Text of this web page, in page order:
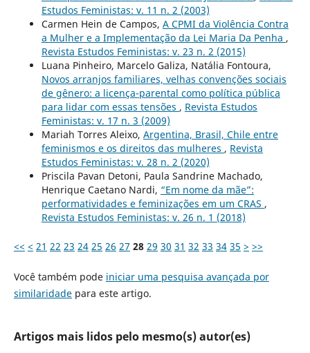
Estudos Feministas: v. 11 n. 2 (2003)
Carmen Hein de Campos, A CPMI da Violência Contra
a Mulher e a Implementação da Lei Maria Da Penha ,
Revista Estudos Feministas: v. 23 n. 2 (2015)
Luana Pinheiro, Marcelo Galiza, Natália Fontoura,
Novos arranjos familiares, velhas convenções sociais
de gênero: a licença-parental como política pública
para lidar com essas tensões , Revista Estudos
Feministas: v. 17 n. 3 (2009)
Mariah Torres Aleixo, Argentina, Brasil, Chile entre
feminismos e os direitos das mulheres , Revista
Estudos Feministas: v. 28 n. 2 (2020)
Priscila Pavan Detoni, Paula Sandrine Machado,
Henrique Caetano Nardi, “Em nome da mãe”:
performatividades e feminizações em um CRAS ,
Revista Estudos Feministas: v. 26 n. 1 (2018)
<< < 21 22 23 24 25 26 27 28 29 30 31 32 33 34 35 > >>
Você também pode iniciar uma pesquisa avançada por
similaridadepara este artigo.
Artigos mais lidos pelo mesmo(s) autor(es)